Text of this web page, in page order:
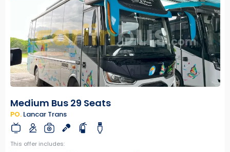
Medium Bus 29 Seats
PO. Lancar Trans
This offer includes: